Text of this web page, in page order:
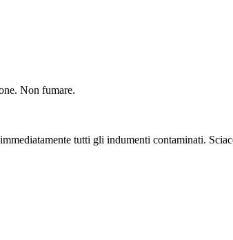
Non fumare.
tutti gli indumenti contaminati.